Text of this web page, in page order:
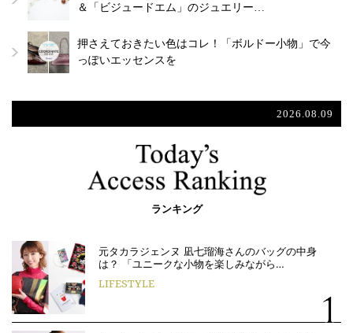
＆「ビジュードエム」のジュエリー…
押さえておきたい色はコレ！「ボルドー小物」で今
っぽいエッセンスを
2026.08.09
ランキング
元タカラジェンヌ 凪七瑠海さんのバッグの中身
は？ 「ユニークな小物を楽しみながら…
LIFESTYLE